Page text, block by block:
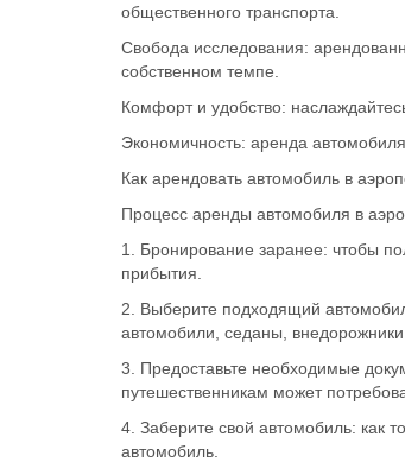
общественного транспорта.
Свобода исследования:
собственном темпе.
Комфорт и удобство:
Экономичность: аренда
Как арендовать автомобиль в
Процесс аренды автомобиля в
1. Бронирование заранее: чтобы
прибытия.
2. Выберите подходящий
автомобили, седаны,
3. Предоставьте необходимые
путешественникам может
4. Заберите свой автомобиль: как
автомобиль.